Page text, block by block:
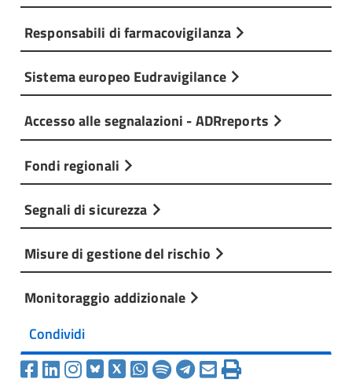
Responsabili di farmacovigilanza
Sistema europeo Eudravigilance
Accesso alle segnalazioni - ADRreports
Fondi regionali
Segnali di sicurezza
Misure di gestione del rischio
Monitoraggio addizionale
Condividi